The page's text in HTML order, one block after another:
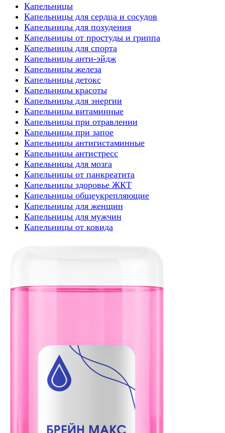
Капельницы
Капельницы для сердца и сосудов
Капельницы для похудения
Капельницы от простуды и гриппа
Капельницы для спорта
Капельницы анти-эйдж
Капельницы железа
Капельницы детокс
Капельницы красоты
Капельницы для энергии
Капельницы витаминные
Капельницы при отравлении
Капельницы при запое
Капельницы антигистаминные
Капельницы антистресс
Капельницы для мозга
Капельницы от панкреатита
Капельницы здоровье ЖКТ
Капельницы общеукрепляющие
Капельницы для женщин
Капельницы для мужчин
Капельницы от ковида